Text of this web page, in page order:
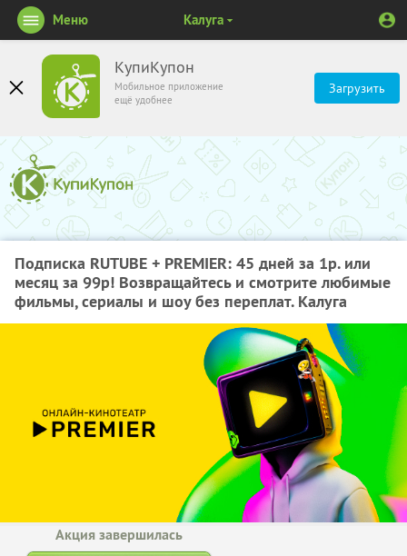
КупиКупон
Мобильное приложение
ещё удобнее
Загрузить
Меню Калуга
Подписка RUTUBE + PREMIER: 45 дней за 1р. или
месяц за 99р! Возвращайтесь и смотрите любимые
фильмы, сериалы и шоу без переплат. Калуга
Акция завершилась